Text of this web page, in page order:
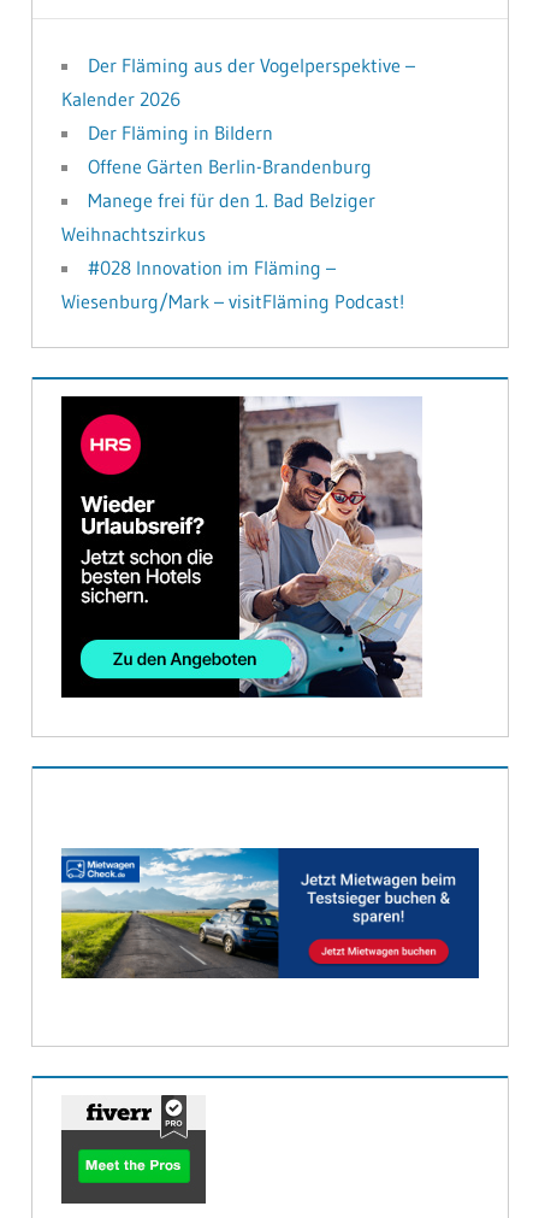
Der Fläming aus der Vogelperspektive –
Kalender 2026
Der Fläming in Bildern
Offene Gärten Berlin-Brandenburg
Manege frei für den 1. Bad Belziger
Weihnachtszirkus
#028 Innovation im Fläming –
Wiesenburg/Mark – visitFläming Podcast!